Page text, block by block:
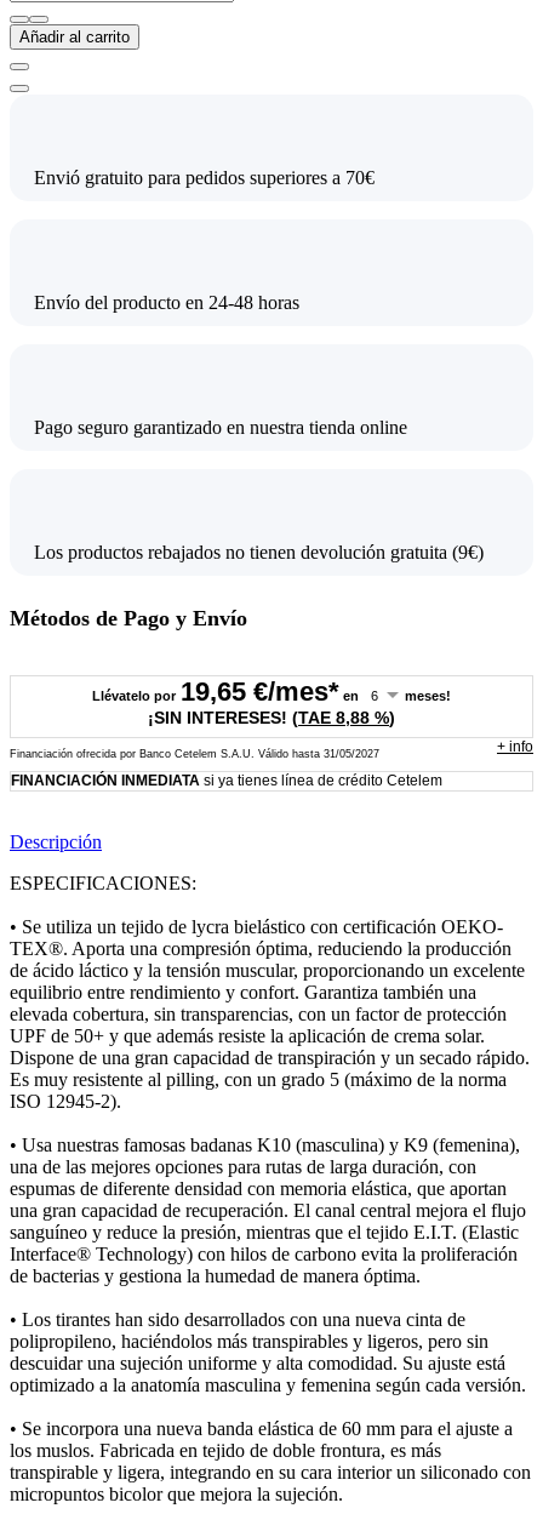
Añadir al carrito
Envió gratuito para pedidos superiores a 70€
Envío del producto en 24-48 horas
Pago seguro garantizado en nuestra tienda online
Los productos rebajados no tienen devolución gratuita (9€)
Métodos de Pago y Envío
Llévatelo por 19,65 €/mes* en meses!
¡SIN INTERESES! (TAE 8,88 %)
Financiación ofrecida por Banco Cetelem S.A.U. Válido hasta 31/05/2027 + info
FINANCIACIÓN INMEDIATA si ya tienes línea de crédito Cetelem
Descripción
ESPECIFICACIONES:
• Se utiliza un tejido de lycra bielástico con certificación OEKO-
TEX®. Aporta una compresión óptima, reduciendo la producción
de ácido láctico y la tensión muscular, proporcionando un excelente
equilibrio entre rendimiento y confort. Garantiza también una
elevada cobertura, sin transparencias, con un factor de protección
UPF de 50+ y que además resiste la aplicación de crema solar.
Dispone de una gran capacidad de transpiración y un secado rápido.
Es muy resistente al pilling, con un grado 5 (máximo de la norma
ISO 12945-2).
• Usa nuestras famosas badanas K10 (masculina) y K9 (femenina),
una de las mejores opciones para rutas de larga duración, con
espumas de diferente densidad con memoria elástica, que aportan
una gran capacidad de recuperación. El canal central mejora el flujo
sanguíneo y reduce la presión, mientras que el tejido E.I.T. (Elastic
Interface® Technology) con hilos de carbono evita la proliferación
de bacterias y gestiona la humedad de manera óptima.
• Los tirantes han sido desarrollados con una nueva cinta de
polipropileno, haciéndolos más transpirables y ligeros, pero sin
descuidar una sujeción uniforme y alta comodidad. Su ajuste está
optimizado a la anatomía masculina y femenina según cada versión.
• Se incorpora una nueva banda elástica de 60 mm para el ajuste a
los muslos. Fabricada en tejido de doble frontura, es más
transpirable y ligera, integrando en su cara interior un siliconado con
micropuntos bicolor que mejora la sujeción.